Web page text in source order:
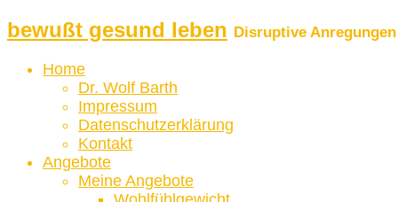
bewußt gesund leben Disruptive
Home
Dr. Wolf Barth
Impressum
Datenschutzerklärung
Kontakt
Angebote
Meine Angebote